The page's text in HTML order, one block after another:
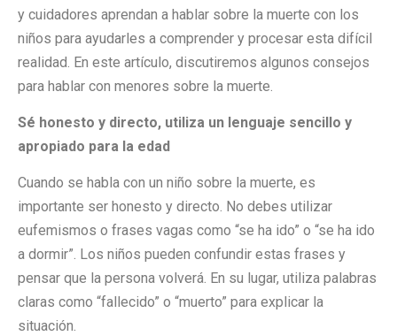
y cuidadores aprendan a hablar sobre la muerte con los
niños para ayudarles a comprender y procesar esta difícil
realidad. En este artículo, discutiremos algunos consejos
para hablar con menores sobre la muerte.
Sé honesto y directo, utiliza un lenguaje sencillo y
apropiado para la edad
Cuando se habla con un niño sobre la muerte, es
importante ser honesto y directo. No debes utilizar
eufemismos o frases vagas como “se ha ido” o “se ha ido
a dormir”. Los niños pueden confundir estas frases y
pensar que la persona volverá. En su lugar, utiliza palabras
claras como “fallecido” o “muerto” para explicar la
situación.